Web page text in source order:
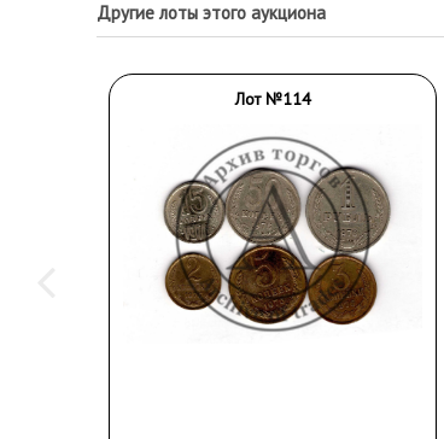
Другие лоты этого аукциона
Лот №114